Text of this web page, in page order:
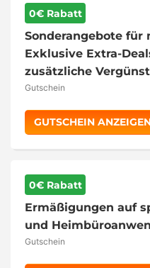
0€ Rabatt
Sonderangebote für
Exklusive Extra-
zusätzliche
Gutschein
GUTSCHEIN
0€ Rabatt
Ermäßigungen auf
und
Gutschein